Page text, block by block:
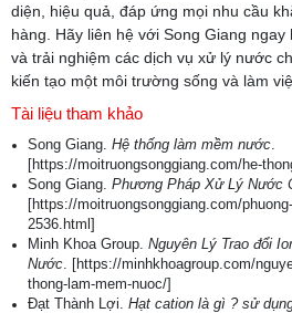
diện, hiệu quả, đáp ứng mọi nhu cầu
hàng. Hãy liên hệ với Song Giang
và trải nghiệm các dịch vụ xử lý nước
kiến tạo một môi trường sống và làm
Tài liệu tham khảo
Song Giang. Hệ thống làm mềm nước
[https://moitruongsonggiang.com/he-
Song Giang. Phương Pháp Xử Lý Nước
[https://moitruongsonggiang.com/
2536.html]
Minh Khoa Group. Nguyên Lý Trao đổi
Nước . [https://minhkhoagroup.com/
thong-lam-mem-nuoc/]
Đạt Thành Lợi. Hạt cation là gì ? sử